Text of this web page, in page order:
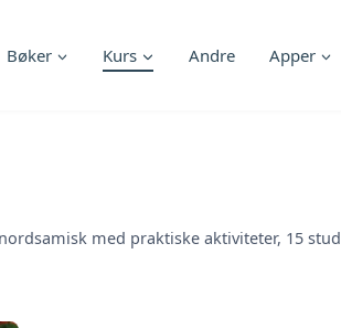
Bøker Kurs Andre Apper
med praktiske aktiviteter, 15